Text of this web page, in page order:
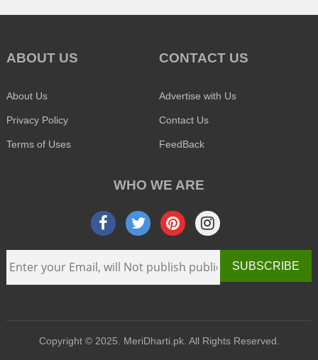
ABOUT US
About Us
Privacy Policy
Terms of Uses
CONTACT US
Advertise with Us
Contact Us
FeedBack
WHO WE ARE
SUBSCRIBE
Copyright © 2025. MeriDharti.pk. All Rights Reserved.